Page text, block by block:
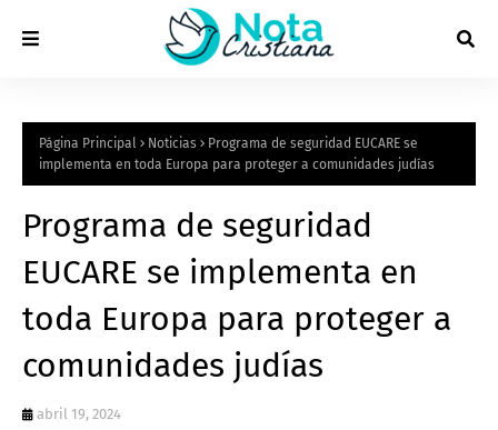
Página Principal Noticias
Programa de seguridad EUCARE se
implementa en toda Europa para proteger a comunidades judías
Programa de seguridad
EUCARE se implementa en
toda Europa para proteger a
comunidades judías
abril 19, 2024